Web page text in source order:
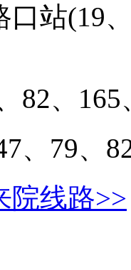
口站(19
82、165
、79、
院线路>>